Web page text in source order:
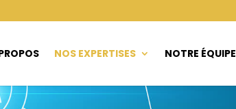
NOS EXPERTISES NOTRE ÉQUIPE